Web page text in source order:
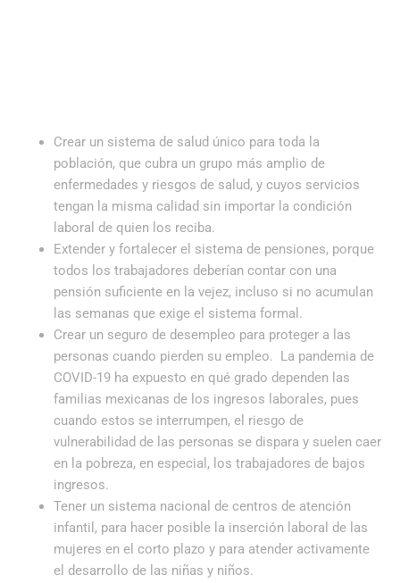
Crear un sistema de salud único para toda la
población, que cubra un grupo más amplio de
enfermedades y riesgos de salud, y cuyos servicios
tengan la misma calidad sin importar la condición
laboral de quien los reciba.
Extender y fortalecer el sistema de pensiones, porque
todos los trabajadores deberían contar con una
pensión suficiente en la vejez, incluso si no acumulan
las semanas que exige el sistema formal.
Crear un seguro de desempleo para proteger a las
personas cuando pierden su empleo. La pandemia de
COVID-19 ha expuesto en qué grado dependen las
familias mexicanas de los ingresos laborales, pues
cuando estos se interrumpen, el riesgo de
vulnerabilidad de las personas se dispara y suelen caer
en la pobreza, en especial, los trabajadores de bajos
ingresos.
Tener un sistema nacional de centros de atención
infantil, para hacer posible la inserción laboral de las
mujeres en el corto plazo y para atender activamente
el desarrollo de las niñas y niños.